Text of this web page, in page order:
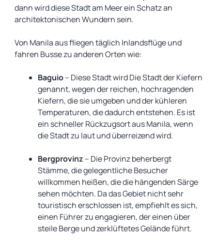
dann wird diese Stadt am Meer ein Schatz an
architektonischen Wundern sein.
Von Manila aus fliegen täglich Inlandsflüge und
fahren Busse zu anderen Orten wie:
Baguio– Diese Stadt wird Die Stadt der Kiefern
genannt, wegen der reichen, hochragenden
Kiefern, die sie umgeben und der kühleren
Temperaturen, die dadurch entstehen. Es ist
ein schneller Rückzugsort aus Manila, wenn
die Stadt zu laut und überreizend wird.
Bergprovinz – Die Provinz beherbergt
Stämme, die gelegentliche Besucher
willkommen heißen, die die hängenden Särge
sehen möchten. Da das Gebiet nicht sehr
touristisch erschlossen ist, empfiehlt es sich,
einen Führer zu engagieren, der einen über
steile Berge und zerklüftetes Gelände führt.